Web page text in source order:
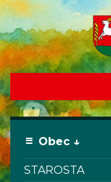
Obec ↓
STAROSTA